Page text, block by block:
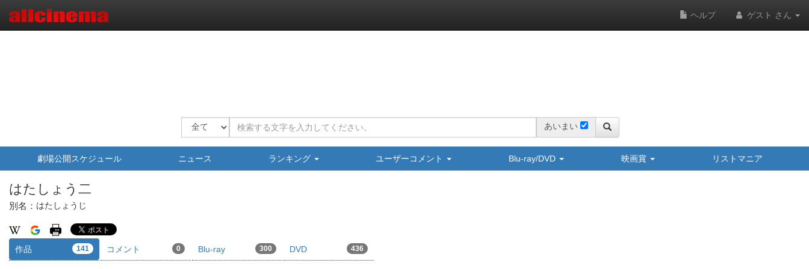
ヘルプ ゲスト さん
あいまい
劇場公開スケジュール ニュース ランキング ユーザーコメント Blu-ray/DVD 映画賞 リストマニア
はたしょう二
別名： はたしょうじ
作品 141 コメント 0 Blu-ray 300 DVD 436